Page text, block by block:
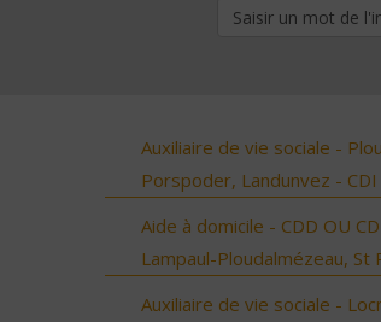
Auxiliaire de vie sociale -
Porspoder, Landunvez -
Aide à domicile - CDD OU
Lampaul-Ploudalmézeau, St
Auxiliaire de vie sociale -